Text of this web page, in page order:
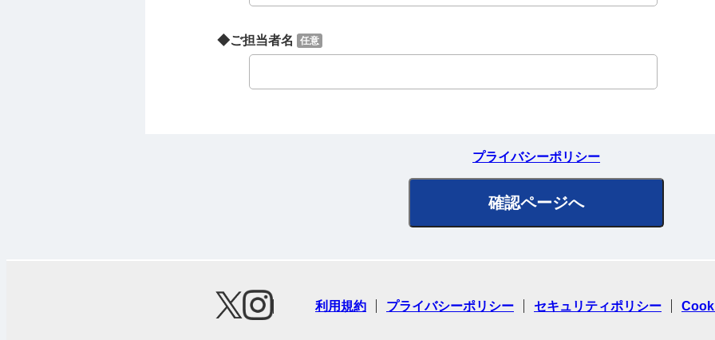
◆ご担当者名 任意
プライバシーポリシー
利用規約 プライバシーポリシー セキュリティポリシー